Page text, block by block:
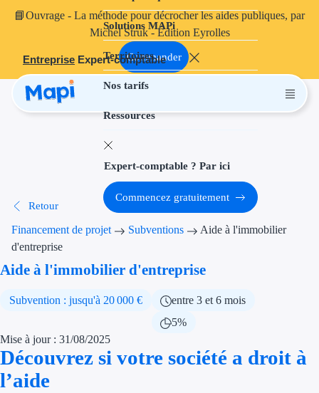
📘Ouvrage - La méthode pour décrocher les aides publiques, par
Michel Struk - Édition Eyrolles
Commander
Entreprise Expert-comptable
Solutions MAPi
Territoires
Nos tarifs
Ressources
Projets finançables
Aides à
Aides
Thématiques
Financement
Aides RSE
Expert-comptable ? Par ici
Commencez gratuitement
Retour
Financement de projet Subventions
Aide à l'immobilier
d'entreprise
Aide à l'immobilier d'entreprise
Subvention : jusqu'à 20 000 €
entre 3 et 6 mois
5%
Mise à jour : 31/08/2025
Découvrez si votre société a droit à
l’aide